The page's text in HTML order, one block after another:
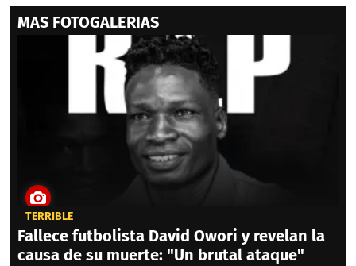
MAS FOTOGALERIAS
TERRIBLE
Fallece futbolista David Owori y revelan la
causa de su muerte: "Un brutal ataque"